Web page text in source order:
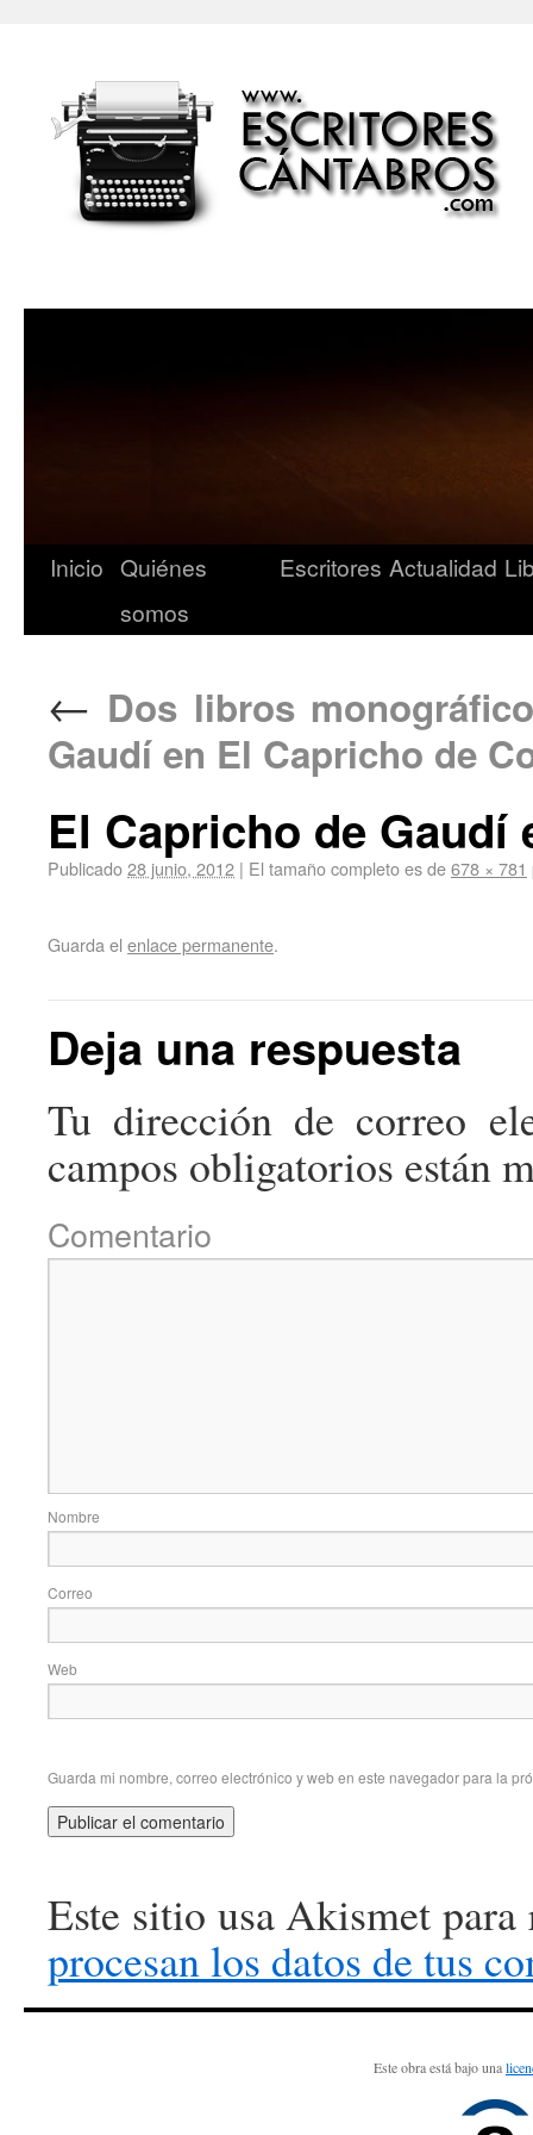
Inicio Quiénes
somos
Escritores Actualidad
← Dos libros
Gaudí en El Capricho de
El Capricho de Gaudí
Publicado28 junio, 2012 | El tamaño completo es de678 × 781
Guarda el enlace permanente.
Deja una respuesta
Tu dirección de correo
campos obligatorios están
Correo
Web
Guarda mi nombre, correo electrónico y web en este navegador para la
Este sitio usa Akismet
procesan los datos de tus
Este obra está bajo una